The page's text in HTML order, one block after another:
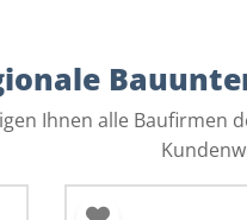
Ihnen alle